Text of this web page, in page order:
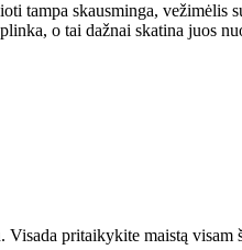
tampa skausminga, vežimėlis
o tai dažnai skatina juos
pritaikykite maistą visam